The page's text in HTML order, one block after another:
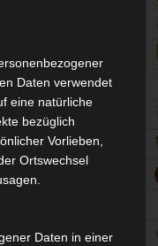
Daten verwendet
eine natürliche
bezüglich
Vorlieben,
Ortswechsel
Daten in einer